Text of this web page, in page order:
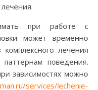
при работе с
может временно
лечения
поведения.
зависимостях можно
services/lechenie-